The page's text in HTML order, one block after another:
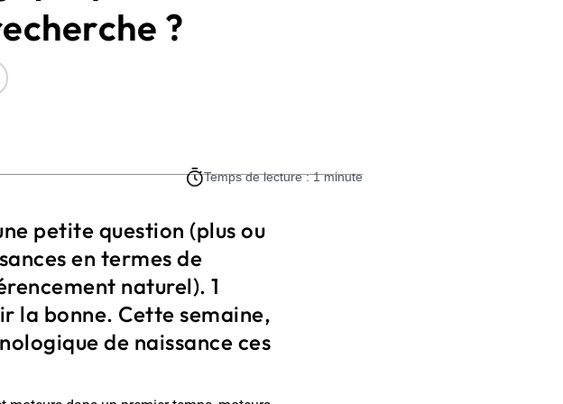
?
Temps de lecture : 1 minute
petite question (plus ou
en termes de
naturel). 1
la bonne. Cette semaine,
de naissance ces